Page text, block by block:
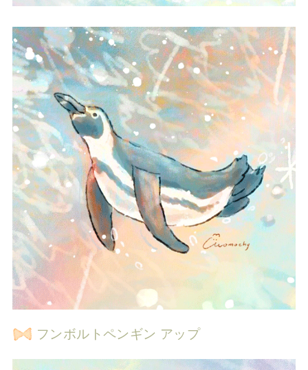
フンボルトペンギン アップ